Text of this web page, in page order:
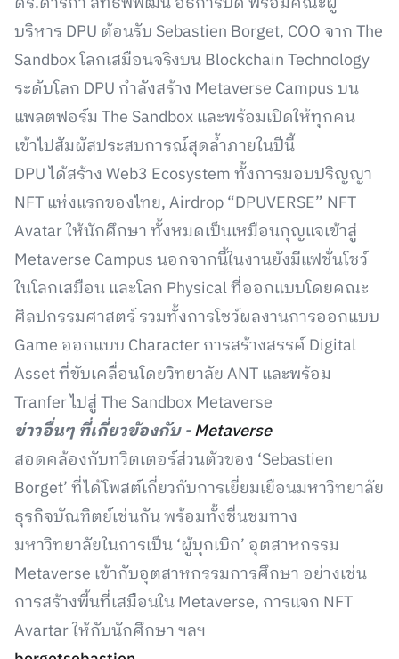
บริหาร DPU ต้อนรับ Sebastien Borget, COO จาก The
Sandbox โลกเสมือนจริงบน Blockchain Technology
ระดับโลก DPU กำลังสร้าง Metaverse Campus บน
แพลตฟอร์ม The Sandbox และพร้อมเปิดให้ทุกคน
เข้าไปสัมผัสประสบการณ์สุดล้ำภายในปีนี้
DPU ได้สร้าง Web3 Ecosystem ทั้งการมอบปริญญา
NFT แห่งแรกของไทย, Airdrop “DPUVERSE” NFT
Avatar ให้นักศึกษา ทั้งหมดเป็นเหมือนกุญแจเข้าสู่
Metaverse Campus นอกจากนี้ในงานยังมีแฟชั่นโชว์
ในโลกเสมือน และโลก Physical ที่ออกแบบโดยคณะ
ศิลปกรรมศาสตร์ รวมทั้งการโชว์ผลงานการออกแบบ
Game ออกแบบ Character การสร้างสรรค์ Digital
Asset ที่ขับเคลื่อนโดยวิทยาลัย ANT และพร้อม
Tranfer ไปสู่ The Sandbox Metaverse
ข่าวอื่นๆ ที่เกี่ยวข้องกับ -Metaverse
สอดคล้องกับทวิตเตอร์ส่วนตัวของ ‘Sebastien
Borget’ ที่ได้โพสต์เกี่ยวกับการเยี่ยมเยือนมหาวิทยาลัย
ธุรกิจบัณฑิตย์เช่นกัน พร้อมทั้งชื่นชมทาง
มหาวิทยาลัยในการเป็น ‘ผู้บุกเบิก’ อุตสาหกรรม
Metaverse เข้ากับอุตสาหกรรมการศึกษา อย่างเช่น
การสร้างพื้นที่เสมือนใน Metaverse, การแจก NFT
Avartar ให้กับนักศึกษา ฯลฯ